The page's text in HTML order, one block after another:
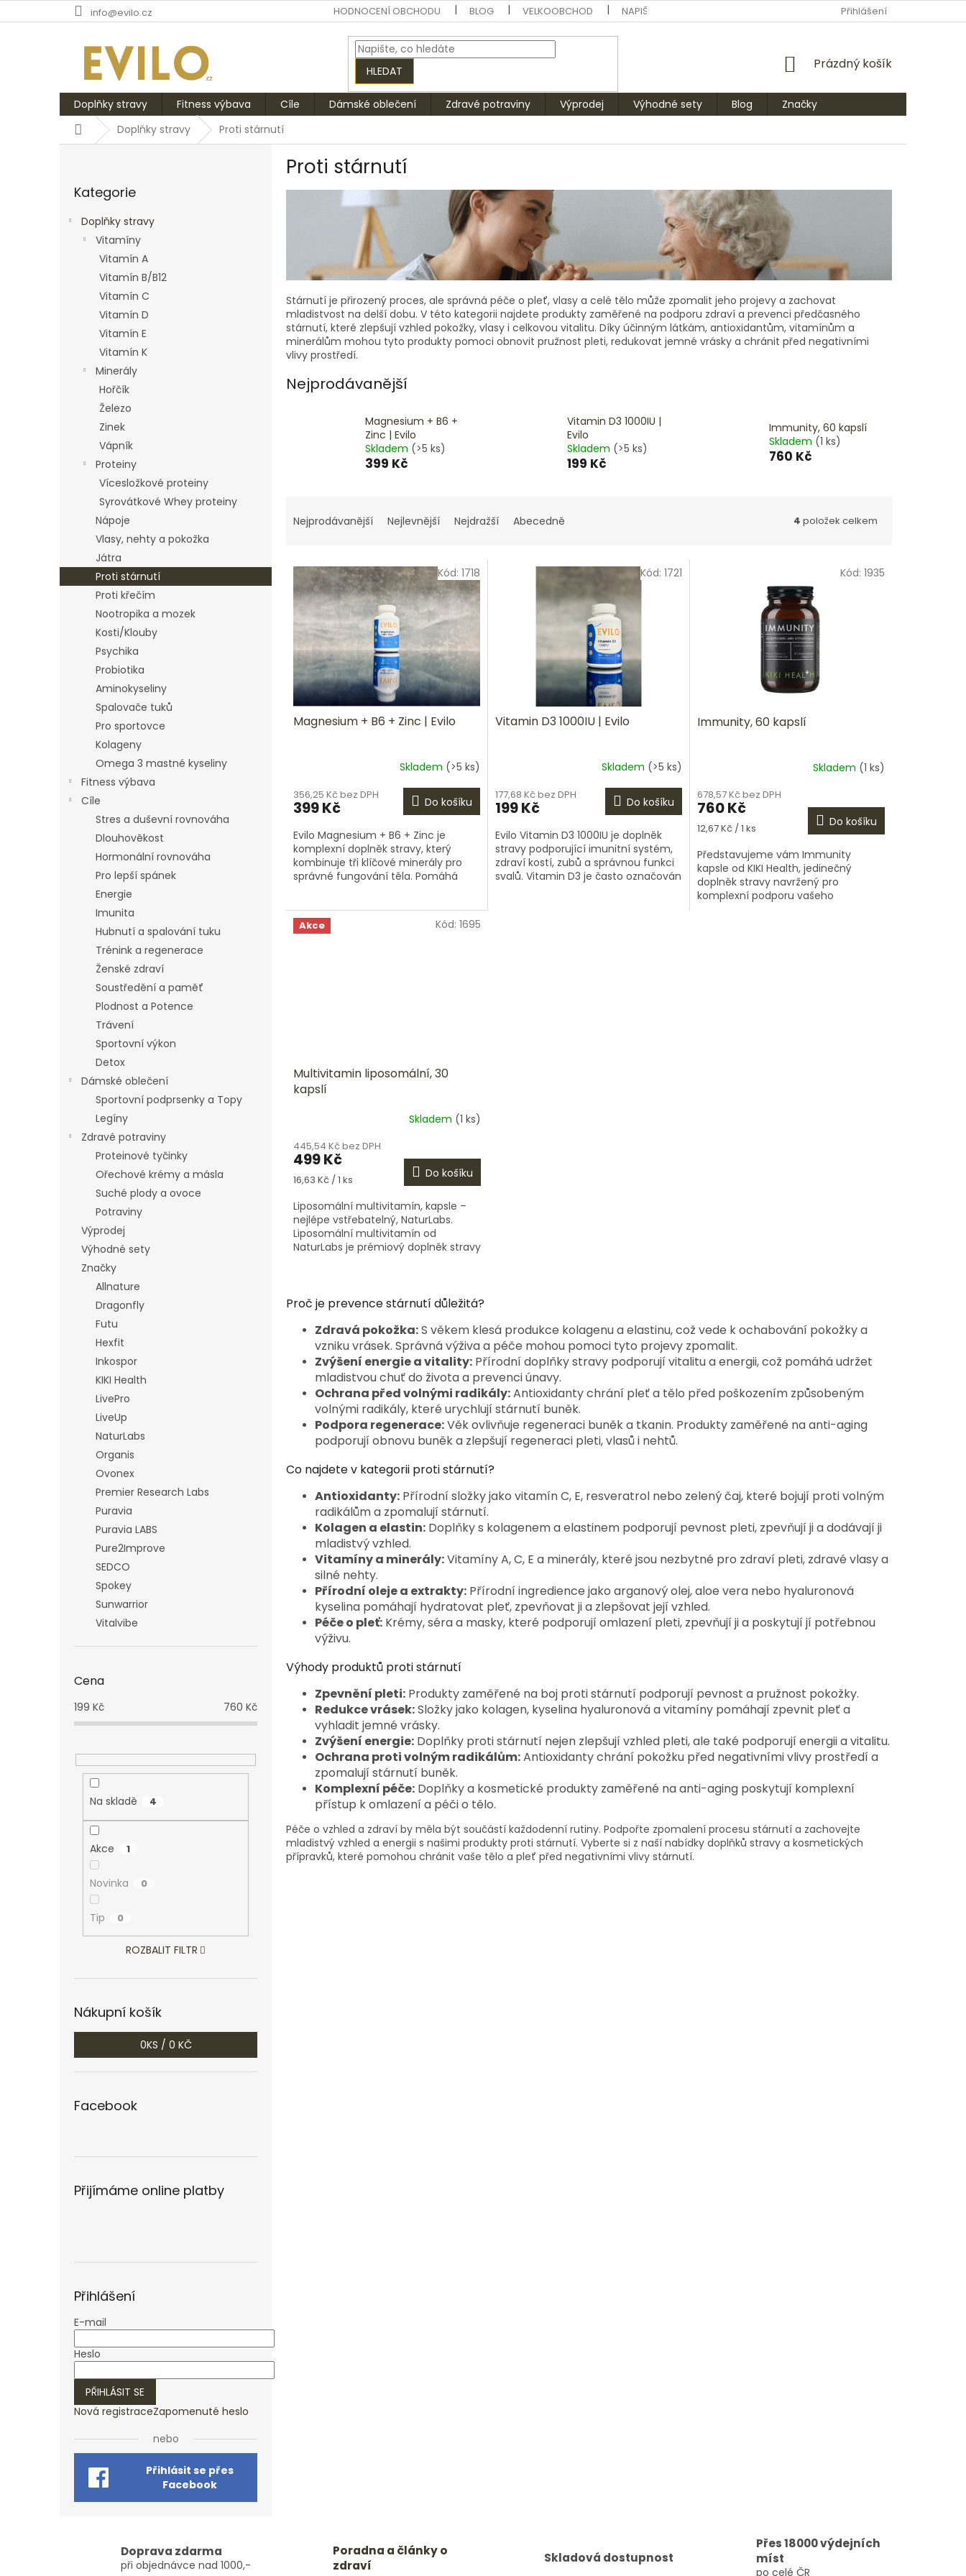
na
info@evilo.cz HODNOCENÍ OBCHODU BLOG VELKOOBCHOD NAPIŠTE NÁM Přihlášení
HLEDAT
NÁKUPNÍ
Prázdný košík
Doplňky stravy Fitness výbava Cíle Dámské oblečení Zdravé potraviny Výprodej Výhodné sety Blog
Značky
DomůDoplňky stravy Proti stárnutí
kategorie
Kategorie
Doplňky stravy
Vitamíny
Vitamín A
Vitamín B/B12
Vitamín C
Vitamín D
Vitamín E
Vitamín K
Minerály
Hořčík
Železo
Zinek
Vápník
Proteiny
Vícesložkové proteiny
Syrovátkové Whey proteiny
Nápoje
Vlasy, nehty a pokožka
Játra
Proti stárnutí
Proti křečím
Nootropika a mozek
Kosti/Klouby
Psychika
Probiotika
Aminokyseliny
Spalovače tuků
Pro sportovce
Kolageny
Omega 3 mastné kyseliny
Fitness výbava
Cíle
Stres a duševní rovnováha
Dlouhověkost
Hormonální rovnováha
Pro lepší spánek
Energie
Imunita
Hubnutí a spalování tuku
Trénink a regenerace
Ženské zdraví
Soustředění a paměť
Plodnost a Potence
Trávení
Sportovní výkon
Detox
Dámské oblečení
Sportovní podprsenky a Topy
Legíny
Zdravé potraviny
Proteinové tyčinky
Ořechové krémy a másla
Suché plody a ovoce
Potraviny
Výprodej
Výhodné sety
Značky
Allnature
Dragonfly
Futu
Hexfit
Inkospor
KIKI Health
LivePro
LiveUp
NaturLabs
Organis
Ovonex
Premier Research Labs
Puravia
Puravia LABS
Pure2Improve
SEDCO
Spokey
Sunwarrior
Vitalvibe
Cena
199 Kč 760 Kč
Na skladě 4
Akce 1
Novinka 0
Tip 0
ROZBALIT FILTR
Nákupní košík
0KS / 0 KČ
Facebook
Přijímáme online platby
Přihlášení
E-mail
Heslo
PŘIHLÁSIT SE
Nová registraceZapomenuté heslo
nebo
Přihlásit se přes
Facebook
Proti stárnutí
Stárnutí je přirozený proces, ale správná péče o pleť, vlasy a celé tělo může zpomalit jeho projevy a zachovat
mladistvost na delší dobu. V této kategorii najdete produkty zaměřené na podporu zdraví a prevenci předčasného
stárnutí, které zlepšují vzhled pokožky, vlasy i celkovou vitalitu. Díky účinným látkám, antioxidantům, vitamínům a
minerálům mohou tyto produkty pomoci obnovit pružnost pleti, redukovat jemné vrásky a chránit před negativními
vlivy prostředí.
Nejprodávanější
Magnesium + B6 +
Zinc | Evilo
Skladem (>5 ks)
399 Kč
Vitamin D3 1000IU |
Evilo
Skladem (>5 ks)
199 Kč
Immunity, 60 kapslí
Skladem (1 ks)
760 Kč
a
n
p
d
u
ů
Nejprodávanější Nejlevnější Nejdražší Abecedně 4 položek celkem
V
p
p
o
d
u
Magnesium + B6 + Zinc | Evilo
Skladem (>5 ks)
356,25 Kč bez DPH
399 Kč Do košíku
Evilo Magnesium + B6 + Zinc je
komplexní doplněk stravy, který
kombinuje tři klíčové minerály pro
správné fungování těla. Pomáhá
Kód: 1718
Vitamin D3 1000IU | Evilo
Skladem (>5 ks)
177,68 Kč bez DPH
199 Kč Do košíku
Evilo Vitamin D3 1000IU je doplněk
stravy podporující imunitní systém,
zdraví kostí, zubů a správnou funkci
svalů. Vitamin D3 je často označován
Kód: 1721
Immunity, 60 kapslí
Skladem (1 ks)
678,57 Kč bez DPH
760 Kč
Měrná
12,67 Kč / 1 ks Do košíku
Představujeme vám Immunity
kapsle od KIKI Health, jedinečný
doplněk stravy navržený pro
komplexní podporu vašeho
Kód: 1935
Akce
Multivitamin liposomální, 30
kapslí
Skladem (1 ks)
445,54 Kč bez DPH
499 Kč
Měrná
16,63 Kč / 1 ks Do košíku
Liposomální multivitamín, kapsle –
nejlépe vstřebatelný, NaturLabs.
Liposomální multivitamín od
NaturLabs je prémiový doplněk stravy
Kód: 1695
d
a
c
p
v
k
y
i
u
Proč je prevence stárnutí důležitá?
Zdravá pokožka:S věkem klesá produkce kolagenu a elastinu, což vede k ochabování pokožky a
vzniku vrásek. Správná výživa a péče mohou pomoci tyto projevy zpomalit.
Zvýšení energie a vitality: Přírodní doplňky stravy podporují vitalitu a energii, což pomáhá udržet
mladistvou chuť do života a prevenci únavy.
Ochrana před volnými radikály:Antioxidanty chrání pleť a tělo před poškozením způsobeným
volnými radikály, které urychlují stárnutí buněk.
Podpora regenerace:Věk ovlivňuje regeneraci buněk a tkanin. Produkty zaměřené na anti-aging
podporují obnovu buněk a zlepšují regeneraci pleti, vlasů i nehtů.
Co najdete v kategorii proti stárnutí?
Antioxidanty: Přírodní složky jako vitamín C, E, resveratrol nebo zelený čaj, které bojují proti volným
radikálům a zpomalují stárnutí.
Kolagen a elastin: Doplňky s kolagenem a elastinem podporují pevnost pleti, zpevňují ji a dodávají ji
mladistvý vzhled.
Vitamíny a minerály:Vitamíny A, C, E a minerály, které jsou nezbytné pro zdraví pleti, zdravé vlasy a
silné nehty.
Přírodní oleje a extrakty: Přírodní ingredience jako arganový olej, aloe vera nebo hyaluronová
kyselina pomáhají hydratovat pleť, zpevňovat ji a zlepšovat její vzhled.
Péče o pleť: Krémy, séra a masky, které podporují omlazení pleti, zpevňují ji a poskytují jí potřebnou
výživu.
Výhody produktů proti stárnutí
Zpevnění pleti: Produkty zaměřené na boj proti stárnutí podporují pevnost a pružnost pokožky.
Redukce vrásek:Složky jako kolagen, kyselina hyaluronová a vitamíny pomáhají zpevnit pleť a
vyhladit jemné vrásky.
Zvýšení energie: Doplňky proti stárnutí nejen zlepšují vzhled pleti, ale také podporují energii a vitalitu.
Ochrana proti volným radikálům:Antioxidanty chrání pokožku před negativními vlivy prostředí a
zpomalují stárnutí buněk.
Komplexní péče: Doplňky a kosmetické produkty zaměřené na anti-aging poskytují komplexní
přístup k omlazení a péči o tělo.
Péče o vzhled a zdraví by měla být součástí každodenní rutiny. Podpořte zpomalení procesu stárnutí a zachovejte
mladistvý vzhled a energii s našimi produkty proti stárnutí. Vyberte si z naší nabídky doplňků stravy a kosmetických
přípravků, které pomohou chránit vaše tělo a pleť před negativními vlivy stárnutí.
Doprava zdarma
při objednávce nad 1000,-
Poradna a články o
zdraví
Skladová dostupnost
Přes 18000 výdejních
míst
po celé ČR